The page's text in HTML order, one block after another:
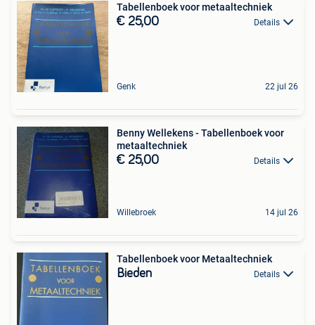
Tabellenboek voor metaaltechniek
€ 25,00 Details
Genk 22 jul 26
Benny Wellekens - Tabellenboek voor
metaaltechniek
€ 25,00 Details
Willebroek 14 jul 26
Tabellenboek voor Metaaltechniek
Bieden Details